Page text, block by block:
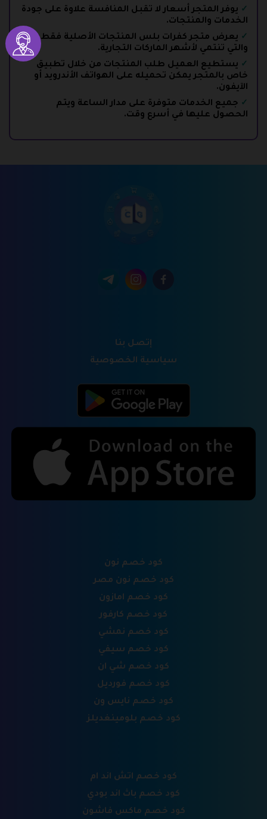
يوفر المتجر أسعار لا تقبل المنافسة علاوة على جودة
الخدمات والمنتجات.
يعرض متجر كفرات بلس المنتجات الأصلية فقط
والتي تنتمي لأشهر الماركات التجارية.
يستطيع العميل طلب المنتجات من خلال تطبيق
خاص بالمتجر يمكن تحميله على الهواتف الأندرويد أو
الآيفون.
جميع الخدمات متوفرة على مدار الساعة ويتم
الحصول عليها في أسرع وقت.
إتصل بنا
سياسية الخصوصية
كود خصم نون
كود خصم نون مصر
كود خصم امازون
كود خصم كارفور
كود خصم نمشي
كود خصم سيفي
كود خصم شي ان
كود خصم فورديل
كود خصم نايس ون
كود خصم بلومينغديلز
كود خصم اتش اند ام
كود خصم باث اند بودي
كود خصم ماكس فاشون